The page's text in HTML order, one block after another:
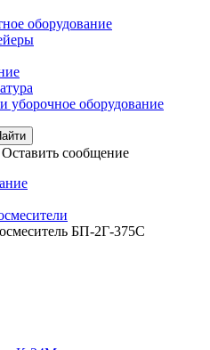
оборудование
уборочное оборудование
Оставить сообщение
БП-2Г-375С